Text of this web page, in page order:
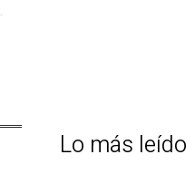
Lo más leído